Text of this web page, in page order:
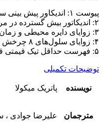
پیوست ۱: اندیکاور پیش بینی سقف و کف بر مبنای مربع نه تایی
۲: اندیکاتور بیش گسترده در مربع گن
۳: زوایای دایره محیطی و زمان متناظر آن
۴: زوایای سلول‌های ۸ چرخش نخست مربع گن
۵: فهرست حداقل تیک قیمتی قراردادهای آتی
توضیحات تکمیلی
نویسنده پاتریک میکولا
مترجمان علیرضا جوادی ،